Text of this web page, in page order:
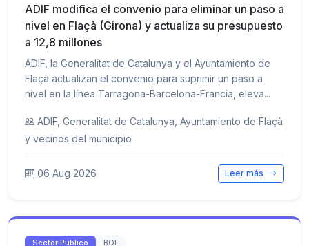
ADIF modifica el convenio para eliminar un paso a
nivel en Flaçà (Girona) y actualiza su presupuesto
a 12,8 millones
ADIF, la Generalitat de Catalunya y el Ayuntamiento de
Flaçà actualizan el convenio para suprimir un paso a
nivel en la línea Tarragona-Barcelona-Francia, eleva...
ADIF, Generalitat de Catalunya, Ayuntamiento de Flaçà
y vecinos del municipio
06 Aug 2026 Leer más
Sector Público BOE